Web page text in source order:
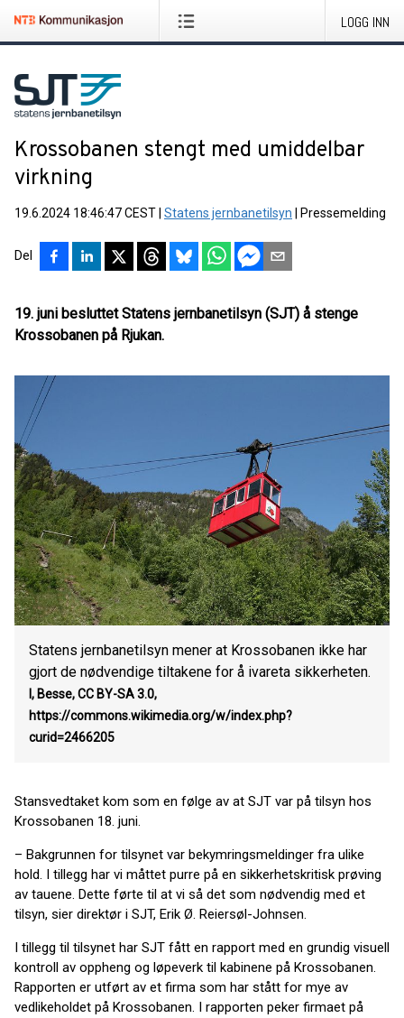
LOGG INN
Krossobanen stengt med umiddelbar
virkning
19.6.2024 18:46:47 CEST Statens jernbanetilsyn Pressemelding
Del
19. juni besluttet Statens jernbanetilsyn (SJT) å stenge
Krossobanen på Rjukan.
Statens jernbanetilsyn mener at Krossobanen ikke har
gjort de nødvendige tiltakene for å ivareta sikkerheten.
I, Besse, CC BY-SA 3.0,
https://commons.wikimedia.org/w/index.php?
curid=2466205
Stansvedtaket kom som en følge av at SJT var på tilsyn hos
Krossobanen 18. juni.
– Bakgrunnen for tilsynet var bekymringsmeldinger fra ulike
hold. I tillegg har vi måttet purre på en sikkerhetskritisk prøving
av tauene. Dette førte til at vi så det som nødvendig med et
tilsyn, sier direktør i SJT, Erik Ø. Reiersøl-Johnsen.
I tillegg til tilsynet har SJT fått en rapport med en grundig visuell
kontroll av oppheng og løpeverk til kabinene på Krossobanen.
Rapporten er utført av et firma som har stått for mye av
vedlikeholdet på Krossobanen. I rapporten peker firmaet på